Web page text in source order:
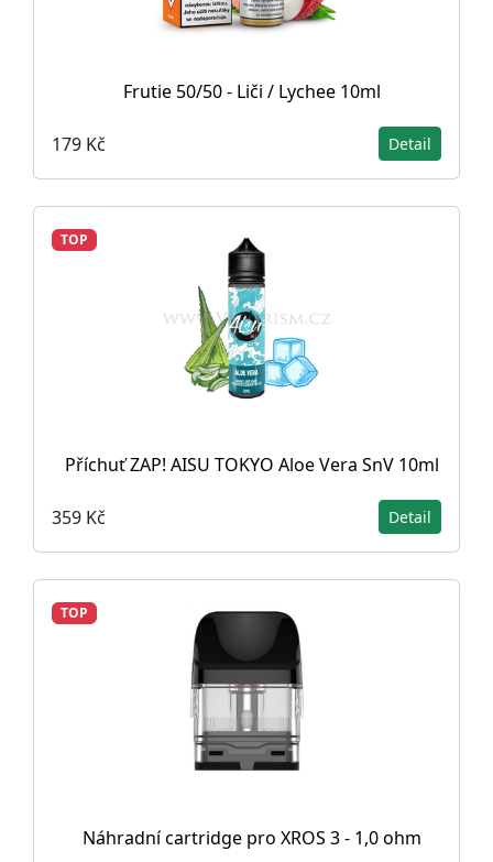
Frutie 50/50 - Liči / Lychee 10ml
179 Kč Detail
TOP
Příchuť ZAP! AISU TOKYO Aloe Vera SnV 10ml
359 Kč Detail
TOP
Náhradní cartridge pro XROS 3 - 1,0 ohm